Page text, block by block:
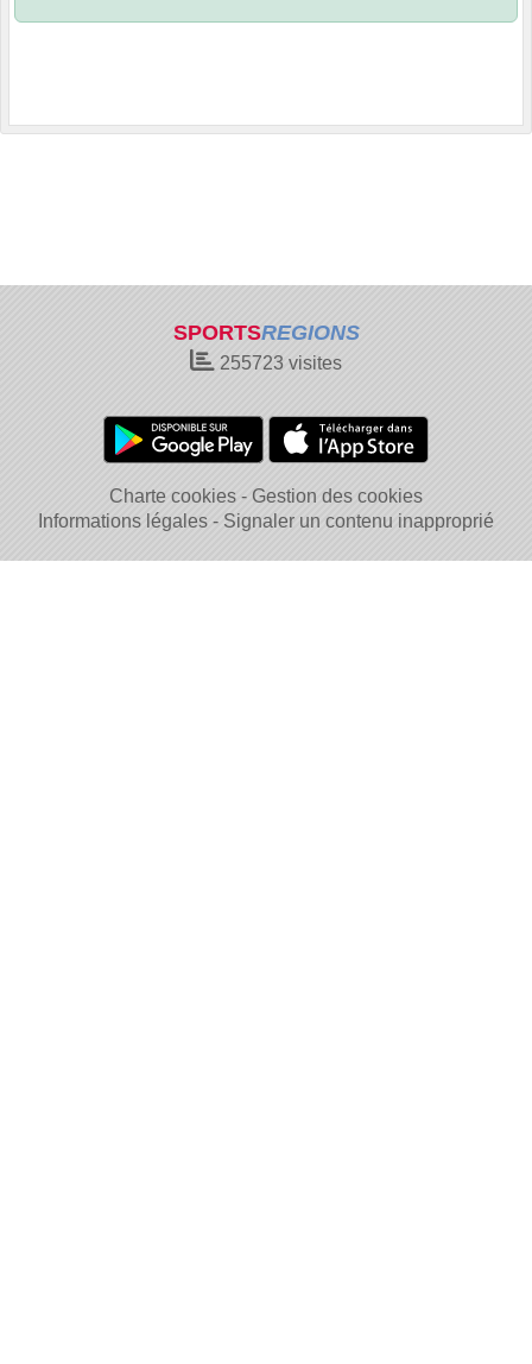
SPORTSREGIONS
255723 visites
Charte cookies
Gestion des cookies
Informations légales
Signaler un contenu inapproprié